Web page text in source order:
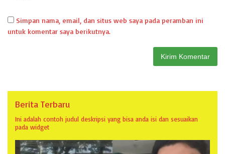
Simpan nama, email, dan situs web saya pada peramban ini
untuk komentar saya berikutnya.
Berita Terbaru
Ini adalah contoh judul deskripsi yang bisa anda isi dan sesuaikan
pada widget